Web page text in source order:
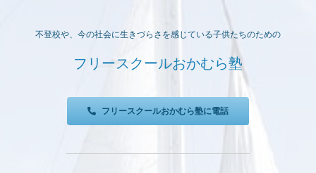
不登校や、今の社会に生きづらさを感じている子供たちのための
フリースクールおかむら塾
フリースクールおかむら塾に電話